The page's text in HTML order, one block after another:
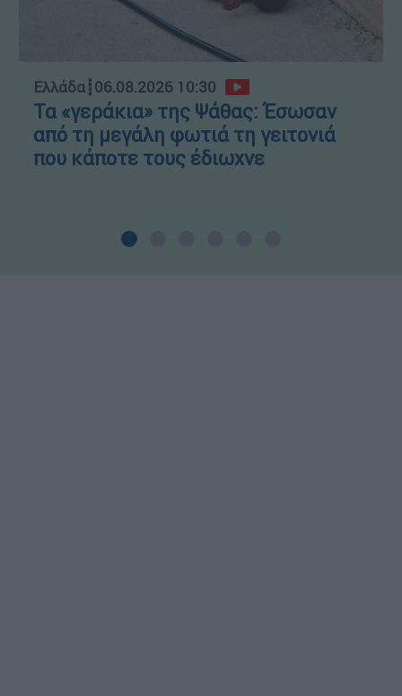
Ελλάδα┋06.08.2026 10:30
Τα «γεράκια» της Ψάθας: Έσωσαν
από τη μεγάλη φωτιά τη γειτονιά
που κάποτε τους έδιωχνε